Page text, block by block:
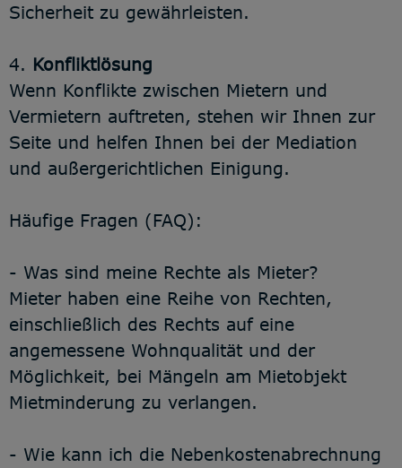
Sicherheit zu gewährleisten.
4. Konfliktlösung
Wenn Konflikte zwischen Mietern und
Vermietern auftreten, stehen wir Ihnen zur
Seite und helfen Ihnen bei der Mediation
und außergerichtlichen Einigung.
Häufige Fragen (FAQ):
- Was sind meine Rechte als Mieter?
Mieter haben eine Reihe von Rechten,
einschließlich des Rechts auf eine
angemessene Wohnqualität und der
Möglichkeit, bei Mängeln am Mietobjekt
Mietminderung zu verlangen.
- Wie kann ich die Nebenkostenabrechnung